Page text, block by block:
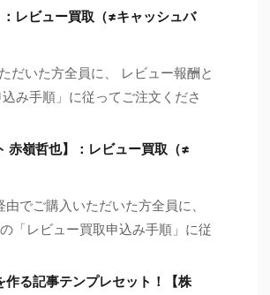
レビュー買取（≠キャッシュバ
だいた方全員に、 レビュー報酬と
み手順」に従ってご注文くださ
嶺哲也】：レビュー買取（≠
でご購入いただいた方全員に、
「レビュー買取申込み手順」に従
る記事テンプレセット！【株